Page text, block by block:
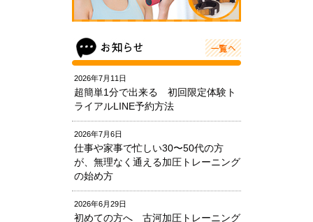
2026年7月11日
超簡単1分で出来る 初回限定体験ト
ライアルLINE予約方法
2026年7月6日
仕事や家事で忙しい30〜50代の方
が、無理なく通える加圧トレーニング
の始め方
2026年6月29日
初めての方へ 古河加圧トレーニング